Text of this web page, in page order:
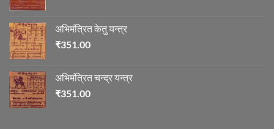
अभिमंत्रित केतु यन्त्र
₹351.00
अभिमंत्रित चन्द्र यन्त्र
₹351.00